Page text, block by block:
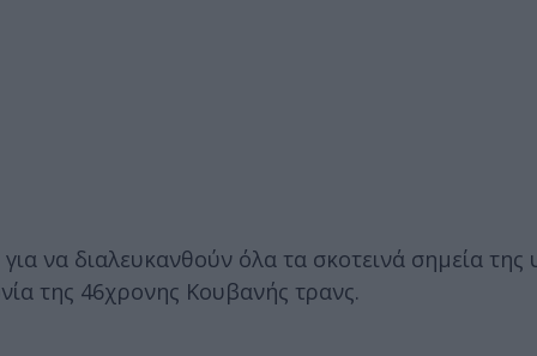
να διαλευκανθούν όλα τα σκοτεινά σημεία της
της 46χρονης Κουβανής τρανς.